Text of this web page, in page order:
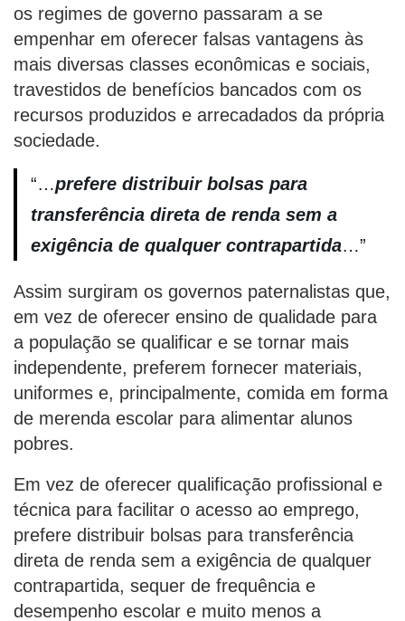
os regimes de governo passaram a se
empenhar em oferecer falsas vantagens às
mais diversas classes econômicas e sociais,
travestidos de benefícios bancados com os
recursos produzidos e arrecadados da própria
sociedade.
“…prefere distribuir bolsas para
transferência direta de renda sem a
exigência de qualquer contrapartida…”
Assim surgiram os governos paternalistas que,
em vez de oferecer ensino de qualidade para
a população se qualificar e se tornar mais
independente, preferem fornecer materiais,
uniformes e, principalmente, comida em forma
de merenda escolar para alimentar alunos
pobres.
Em vez de oferecer qualificação profissional e
técnica para facilitar o acesso ao emprego,
prefere distribuir bolsas para transferência
direta de renda sem a exigência de qualquer
contrapartida, sequer de frequência e
desempenho escolar e muito menos a